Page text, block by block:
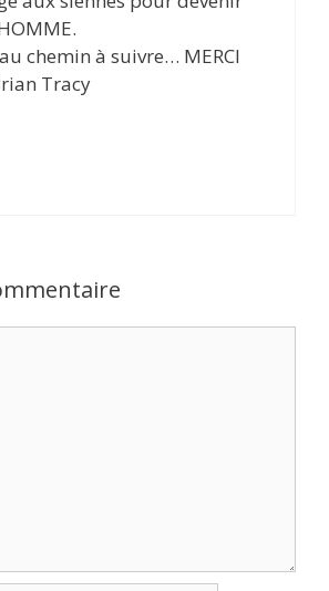
chemin à suivre… MERCI
Tracy